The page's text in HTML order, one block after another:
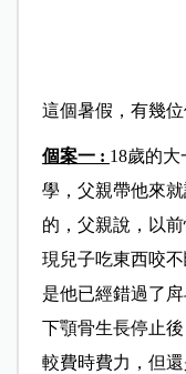
這個暑假，有幾
個案一 : 18歲的
學，父親帶他來
的，父親說，以
現兒子吃東西咬
是他已經錯過了
下顎骨生長停止
較費時費力，但